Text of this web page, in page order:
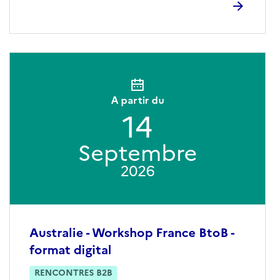
Australie - Workshop France BtoB -
format digital
RENCONTRES B2B
A partir du
14
Septembre
2026